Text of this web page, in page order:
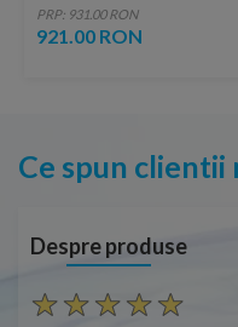
PRP: 931.00 RON
921.00 RON
Ce spun clientii
Despre produse